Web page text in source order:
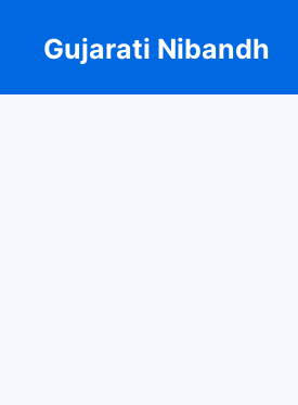
content
Gujarati Nibandh